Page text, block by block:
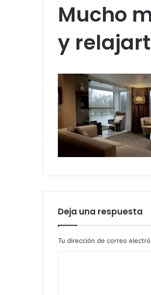
Mucho
y
Deja una respuesta
Tu dirección de correo